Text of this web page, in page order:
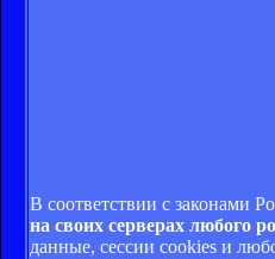
В соответствии с законами
на своих серверах любого
данные, сессии cookies и